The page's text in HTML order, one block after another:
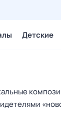
Детские